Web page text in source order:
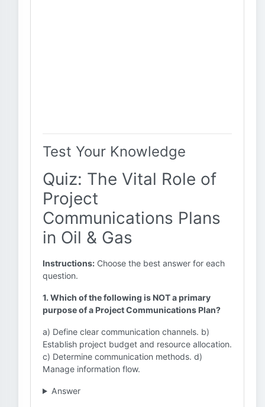
Test Your Knowledge
Quiz: The Vital Role of
Project
Communications Plans
in Oil & Gas
Instructions: Choose the best answer for each
question.
1. Which of the following is NOT a primary
purpose of a Project Communications Plan?
a) Define clear communication channels. b)
Establish project budget and resource allocation.
c) Determine communication methods. d)
Manage information flow.
Answer